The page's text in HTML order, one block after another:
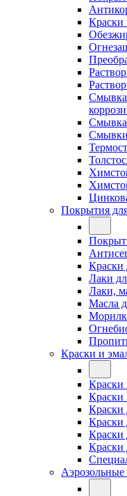
Краски
Смывка
Смывка
Покрытия
Краски
Лаки
Лаки,
Масла
Краски и
Краски
Краски
Краски
Краски
Аэрозольные